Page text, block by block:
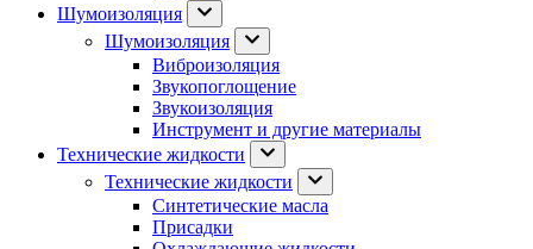
Шумоизоляция
Шумоизоляция
Виброизоляция
Звукопоглощение
Звукоизоляция
Инструмент и другие материалы
Технические жидкости
Технические жидкости
Синтетические масла
Присадки